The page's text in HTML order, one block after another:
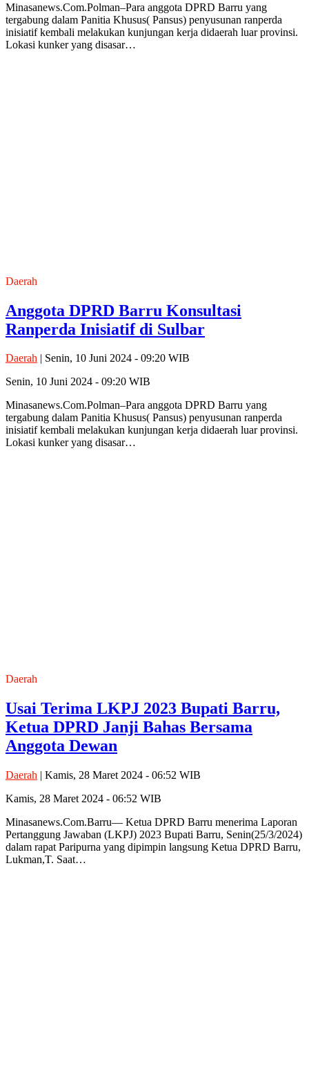
Minasanews.Com.Polman–Para anggota DPRD Barru yang
tergabung dalam Panitia Khusus( Pansus) penyusunan ranperda
inisiatif kembali melakukan kunjungan kerja didaerah luar provinsi.
Lokasi kunker yang disasar…
Daerah
Anggota DPRD Barru Konsultasi
Ranperda Inisiatif di Sulbar
Daerah | Senin, 10 Juni 2024 - 09:20 WIB
Senin, 10 Juni 2024 - 09:20 WIB
Minasanews.Com.Polman–Para anggota DPRD Barru yang
tergabung dalam Panitia Khusus( Pansus) penyusunan ranperda
inisiatif kembali melakukan kunjungan kerja didaerah luar provinsi.
Lokasi kunker yang disasar…
Daerah
Usai Terima LKPJ 2023 Bupati Barru,
Ketua DPRD Janji Bahas Bersama
Anggota Dewan
Daerah | Kamis, 28 Maret 2024 - 06:52 WIB
Kamis, 28 Maret 2024 - 06:52 WIB
Minasanews.Com.Barru— Ketua DPRD Barru menerima Laporan
Pertanggung Jawaban (LKPJ) 2023 Bupati Barru, Senin(25/3/2024)
dalam rapat Paripurna yang dipimpin langsung Ketua DPRD Barru,
Lukman,T. Saat…